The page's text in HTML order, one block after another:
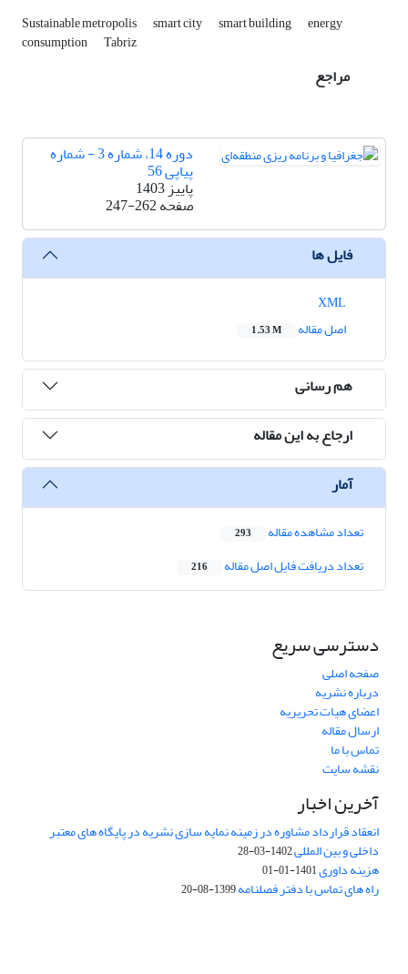
Sustainable metropolis smart city smart building energy
consumption Tabriz
مراجع
دوره 14، شماره 3 - شماره
پیاپی 56
پاییز 1403
صفحه247-262
فایل ها
اصل مقاله
1.53 M
هم رسانی
ارجاع به این مقاله
آمار
تعداد مشاهده مقاله 293
تعداد دریافت فایل اصل مقاله 216
دسترسی سریع
صفحه اصلی
درباره نشریه
اعضای هیات تحریریه
ارسال مقاله
تماس با ما
نقشه سایت
آخرین اخبار
انعقاد قرارداد مشاوره در زمینه نمایه سازی نشریه در پایگاه های معتبر
داخلی و بین المللی1402-03-28
هزینه داوری1401-01-01
راه های تماس با دفتر فصلنامه1399-08-20